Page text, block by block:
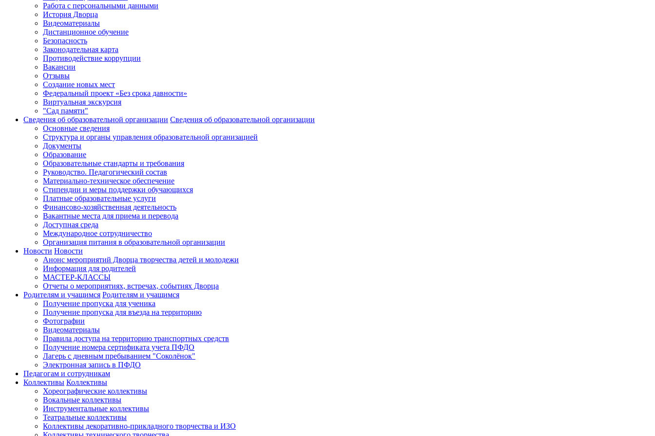
Работа с персональными данными
История Дворца
Видеоматериалы
Дистанционное обучение
Безопасность
Законодательная карта
Противодействие коррупции
Вакансии
Отзывы
Создание новых мест
Федеральный проект «Без срока давности»
Виртуальная экскурсия
"Сад памяти"
Сведения об образовательной организации Сведения об образовательной организации
Основные сведения
Структура и органы управления образовательной организацией
Документы
Образование
Образовательные стандарты и требования
Руководство. Педагогический состав
Материально-техническое обеспечение
Стипендии и меры поддержки обучающихся
Платные образовательные услуги
Финансово-хозяйственная деятельность
Вакантные места для приема и перевода
Доступная среда
Международное сотрудничество
Организация питания в образовательной организации
Новости Новости
Анонс мероприятий Дворца творчества детей и молодежи
Информация для родителей
МАСТЕР-КЛАССЫ
Отчеты о мероприятиях, встречах, событиях Дворца
Родителям и учащимся Родителям и учащимся
Получение пропуска для ученика
Получение пропуска для въезда на территорию
Фотографии
Видеоматериалы
Правила доступа на территорию транспортных средств
Получение номера сертификата учета ПФДО
Лагерь с дневным пребыванием "Соколёнок"
Электронная запись в ПФДО
Педагогам и сотрудникам
Коллективы Коллективы
Хореографические коллективы
Вокальные коллективы
Инструментальные коллективы
Театральные коллективы
Коллективы декоративно-прикладного творчества и ИЗО